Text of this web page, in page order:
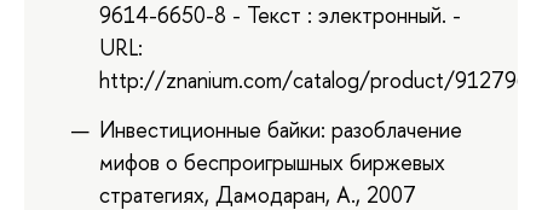
9614-6650-8 - Текст : электронный. -
URL:
http://znanium.com/catalog/product/912796
Инвестиционные байки: разоблачение
мифов о беспроигрышных биржевых
стратегиях, Дамодаран, А., 2007